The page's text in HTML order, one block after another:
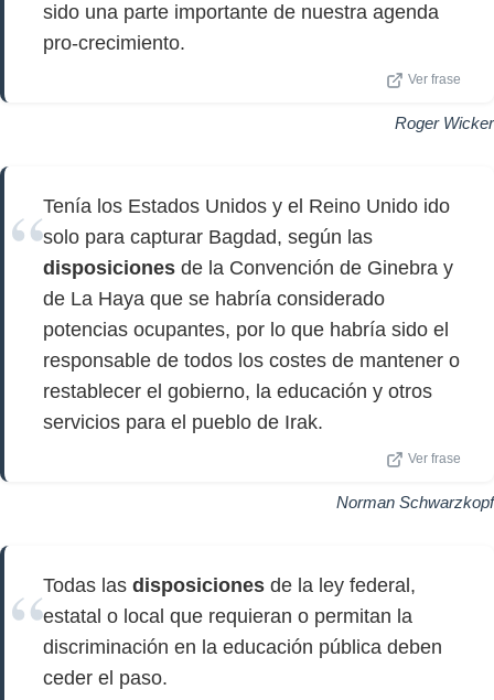
sido una parte importante de nuestra agenda
pro-crecimiento.
Ver frase
Roger Wicker
Tenía los Estados Unidos y el Reino Unido ido
solo para capturar Bagdad, según las
disposiciones de la Convención de Ginebra y
de La Haya que se habría considerado
potencias ocupantes, por lo que habría sido el
responsable de todos los costes de mantener o
restablecer el gobierno, la educación y otros
servicios para el pueblo de Irak.
Ver frase
Norman Schwarzkopf
Todas las disposiciones de la ley federal,
estatal o local que requieran o permitan la
discriminación en la educación pública deben
ceder el paso.